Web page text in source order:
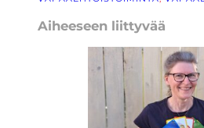
Aiheeseen liittyvää